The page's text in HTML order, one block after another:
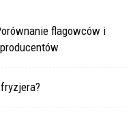
flagowców i